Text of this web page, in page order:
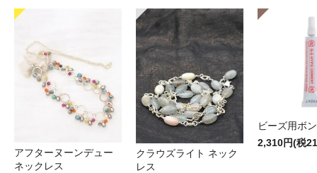
アフターヌーンデュー
ネックレス
クラウズライト ネック
レス
ビーズ用ボ
2,310円(税